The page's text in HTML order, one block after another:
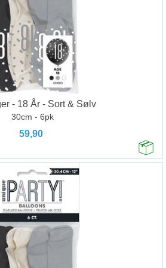
- 18 År - Sort & Sølv
30cm - 6pk
59,90